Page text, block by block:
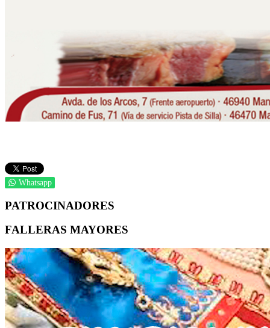
Whatsapp
PATROCINADORES
FALLERAS MAYORES